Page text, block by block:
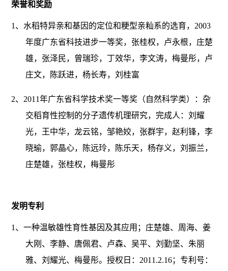
荣誉和奖励
1、水稻特异亲和基因的定位和粳型亲籼系的选育，2003
年度广东省科技进步一等奖，张桂权，卢永根，庄楚
雄，张泽民，曾瑞珍，丁效华，李文涛，梅曼彤，卢
庄文，陈跃进，杨长寿，刘桂富
2、2011年广东省科学技术奖一等奖（自然科学类）：杂
交稻育性控制的分子遗传机理研究，完成人：刘耀
光，王中华，龙云铭，邹艳姣，张群宇，赵利锋，李
晓瑜，郭晶心，陈远玲，陈乐天，杨存义，刘振兰，
庄楚雄，张桂权，梅曼彤
发明专利
1、一种温敏雄性育性基因及其应用；庄楚雄、周海、姜
大刚、李静、唐佩君、卢森、吴平、刘勤坚、朱丽
雅、刘耀光、梅曼彤。授权日：2011.2.16；专利号：